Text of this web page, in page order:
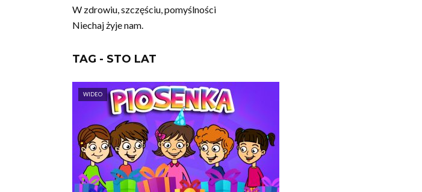
W zdrowiu, szczęściu, pomyślności
Niechaj żyje nam.
TAG - STO LAT
WIDEO